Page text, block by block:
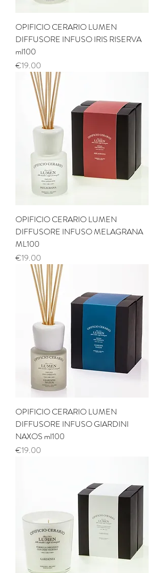
OPIFICIO CERARIO LUMEN
DIFFUSORE INFUSO IRIS RISERVA
ml100
Price
€19.00
OPIFICIO CERARIO LUMEN
DIFFUSORE INFUSO MELAGRANA
ML100
Price
€19.00
OPIFICIO CERARIO LUMEN
DIFFUSORE INFUSO GIARDINI
NAXOS ml100
Price
€19.00